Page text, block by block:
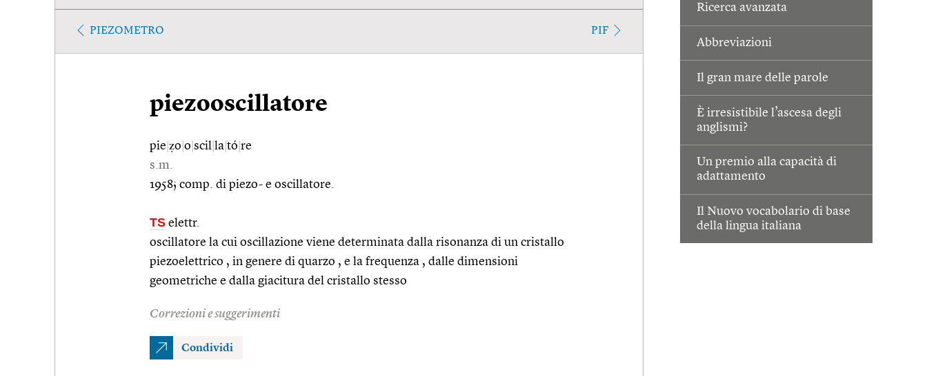
Ricerca avanzata
Abbreviazioni
Il gran mare delle parole
È irresistibile l’ascesa degli
anglismi?
Un premio alla capacità di
adattamento
Il Nuovo vocabolario di base
della lingua italiana
PIEZOMETRO PIF
piezooscillatore
pie ẓo o scil la tó re
s.m.
1958; comp. di piezo- e oscillatore.
TS elettr.
oscillatore la cui oscillazione viene determinata dalla risonanza di un cristallo
piezoelettrico , in genere di quarzo , e la frequenza , dalle dimensioni
geometriche e dalla giacitura del cristallo stesso
Correzioni e suggerimenti
Condividi